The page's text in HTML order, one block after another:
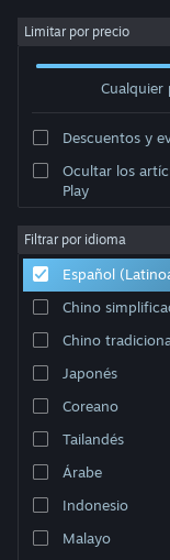
Iniciar sesión
Acerca de
Soporte
Cambiar idioma
Obtener la aplicación
Ver versión clásica
Limitar por precio
Cualquier
Descuentos y
Ocultar los
Play
Filtrar por idioma
Español
Chino
Chino
Japonés
Coreano
Tailandés
Árabe
Indonesio
Malayo
Desarrollador: Atreyu
Ordenar por
0 resultado(s)
título según tus